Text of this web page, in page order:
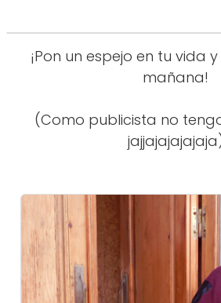
¡Pon un espejo en tu vida
mañana!
(Como publicista no